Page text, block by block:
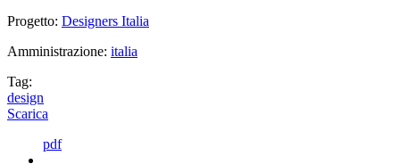
Progetto: Designers Italia
Amministrazione: italia
Tag:
design
Scarica
pdf